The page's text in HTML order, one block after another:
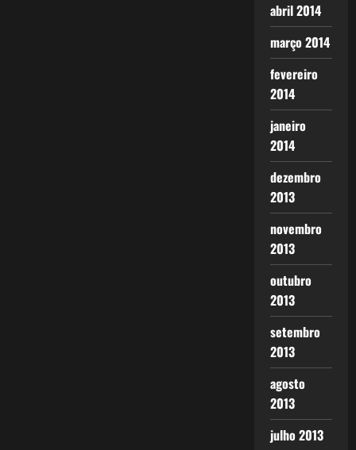
abril 2014
março 2014
fevereiro
2014
janeiro
2014
dezembro
2013
novembro
2013
outubro
2013
setembro
2013
agosto
2013
julho 2013